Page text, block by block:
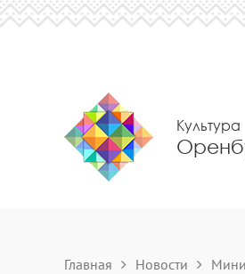
Культура
Главная Новости